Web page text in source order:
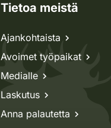
Tietoa meistä
Ajankohtaista
Avoimet työpaikat
Medialle
Laskutus
Anna palautetta